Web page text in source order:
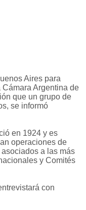
Aires para
Argentina de
que un grupo de
se informó
en 1924 y es
operaciones de
a las más
y Comités
con